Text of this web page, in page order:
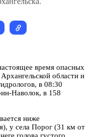
время опасных
области и
в 08:30
Наволок, в 158
ниже
у села Порог (31 км от